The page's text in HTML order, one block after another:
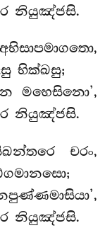
නියුඤ්ජසි.
භික්ඛසු;
මහෙසිනො’,
නියුඤ්ජසි.
චරං,
නියුඤ්ජසි.